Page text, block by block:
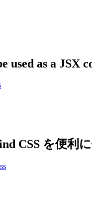
used as a JSX
CSS を便利